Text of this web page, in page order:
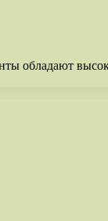
обладают